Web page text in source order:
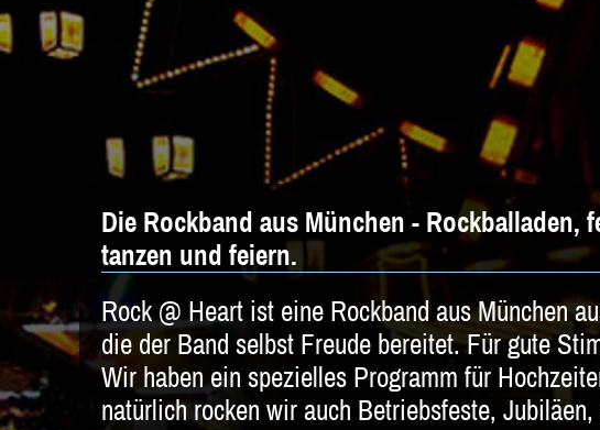
Die Rockband aus München - Rockballaden,
tanzen und feiern.
Rock @ Heart ist eine Rockband aus München
die der Band selbst Freude bereitet. Für gute
Wir haben ein spezielles Programm für
natürlich rocken wir auch Betriebsfeste,